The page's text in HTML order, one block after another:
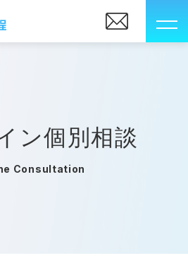
ン個別相談
Consultation